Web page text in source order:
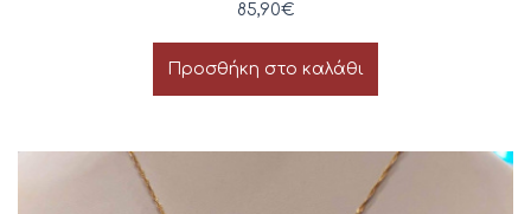
85,90€
Προσθήκη στο καλάθι